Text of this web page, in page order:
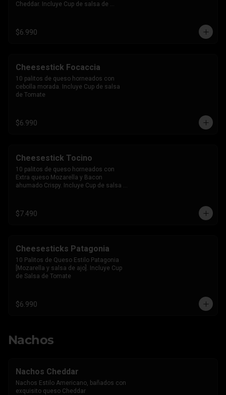
Cheddar. Incluye Cup de salsa de
$6.990
Cheesestick Focaccia
10 palitos de queso horneados con
cebolla morada. Incluye Cup de salsa
de Tomate
$6.990
Cheesestick Tocino
10 palitos de queso horneados con
Extra queso Mozarella y Bacon
ahumado Crispy. Incluye Cup de salsa
$7.490
Cheesesticks Patagonia
10 Palitos de Queso Estilo Patagonia
[Mozarella y salsa de ajo]. Incluye Cup
de Salsa de Tomate
$6.990
Nachos
Nachos Cheddar
Nachos Estilo Americano, bañados con
exquisito queso Cheddar